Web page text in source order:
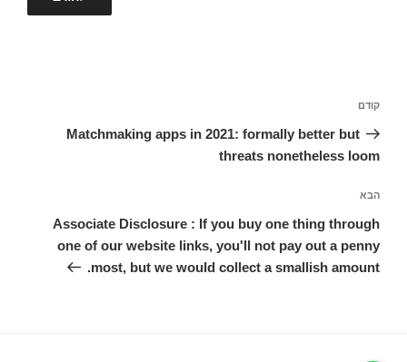
הפוסט
הקודם
קודם
Matchmaking apps in 2021: formally better but
threats nonetheless loom
הפוסט
הבא
הבא
Associate Disclosure : If you buy one thing through
one of our website links, you'll not pay out a penny
most, but we would collect a smallish amount.